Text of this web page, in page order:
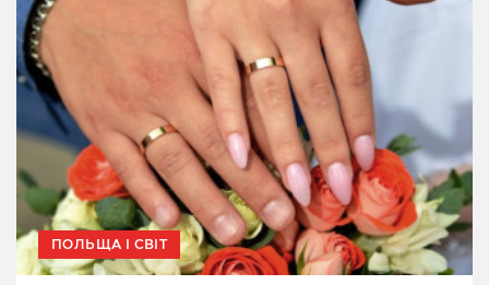
ПОЛЬЩА І СВІТ